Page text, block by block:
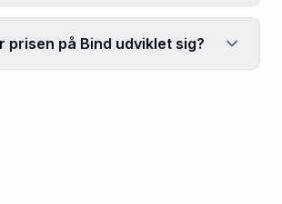
prisen på Bind udviklet sig?